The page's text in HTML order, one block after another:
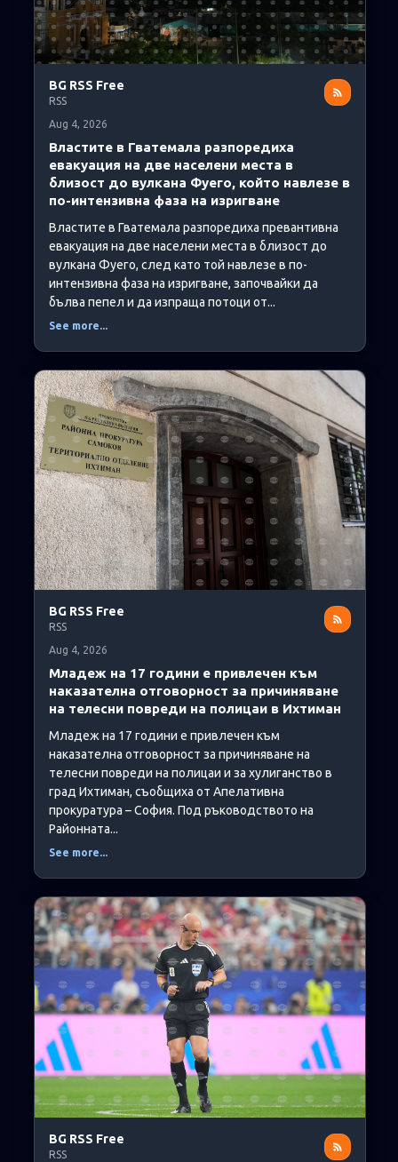
BG RSS Free
RSS
Aug 4, 2026
Властите в Гватемала разпоредиха
евакуация на две населени места в
близост до вулкана Фуего, който навлезе в
по-интензивна фаза на изригване
Властите в Гватемала разпоредиха превантивна
евакуация на две населени места в близост до
вулкана Фуего, след като той навлезе в по-
интензивна фаза на изригване, започвайки да
бълва пепел и да изпраща потоци от...
See more...
BG RSS Free
RSS
Aug 4, 2026
Младеж на 17 години е привлечен към
наказателна отговорност за причиняване
на телесни повреди на полицаи в Ихтиман
Младеж на 17 години е привлечен към
наказателна отговорност за причиняване на
телесни повреди на полицаи и за хулиганство в
град Ихтиман, съобщиха от Апелативна
прокуратура – София. Под ръководството на
Районната...
See more...
BG RSS Free
RSS